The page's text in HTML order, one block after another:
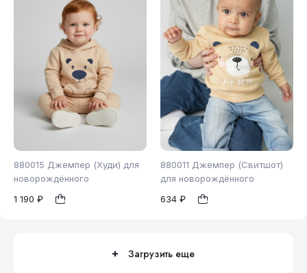
880015 Джемпер (Худи) для
новорождённого
1 190 ₽
98
880011 Джемпер (Свитшот)
для новорождённого
634 ₽
86
Загрузить еще